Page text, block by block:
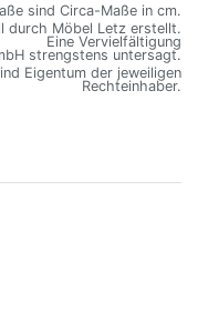
sind Circa-Maße in cm.
durch Möbel Letz erstellt.
Eine Vervielfältigung
strengstens untersagt.
Eigentum der jeweiligen
Rechteinhaber.